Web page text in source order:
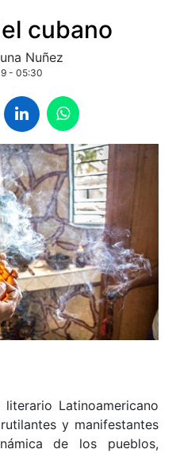
cubano
Nuñez
- 05:30
Latinoamericano
y manifestantes
de los pueblos,